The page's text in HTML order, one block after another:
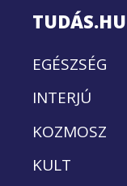
TUDÁS.HU
EGÉSZSÉG
INTERJÚ
KOZMOSZ
KULT